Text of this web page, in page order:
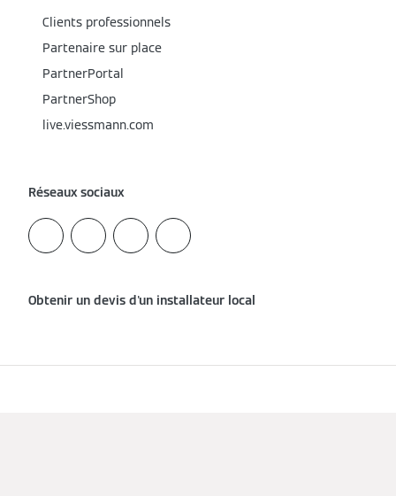
Clients professionnels
Partenaire sur place
PartnerPortal
PartnerShop
live.viessmann.com
Réseaux sociaux
Obtenir un devis d'un installateur local